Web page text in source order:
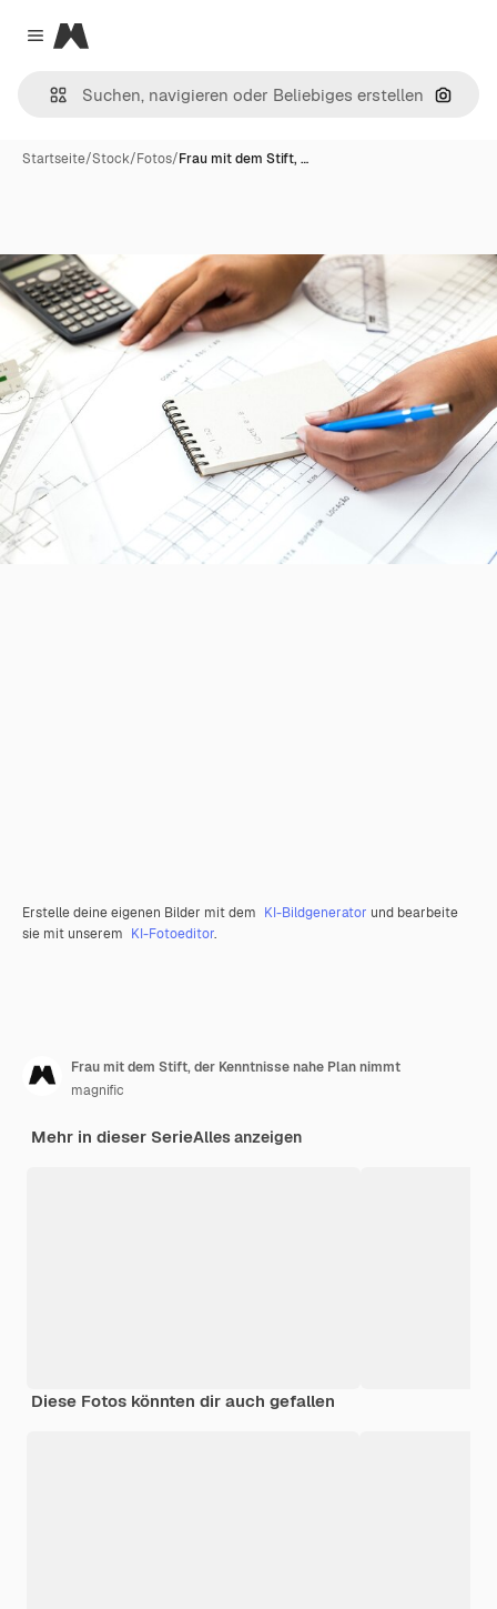
Close menu
Magnific
Nach
Startseite/Stock/Fotos/Frau mit dem Stift, …
Erstelle deine eigenen Bilder mit dem KI-Bildgenerator und bearbeite
sie mit unserem KI-Fotoeditor.
Frau mit dem Stift, der Kenntnisse nahe Plan nimmt
magnific
Mehr in dieser SerieAlles anzeigen
Diese Fotos könnten dir auch gefallen